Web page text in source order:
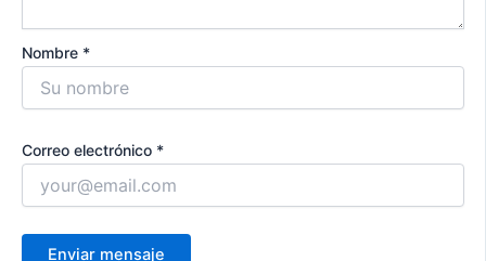
Nombre *
Correo electrónico *